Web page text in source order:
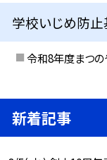
学校いじめ防
令和8年度まつ
新着記事